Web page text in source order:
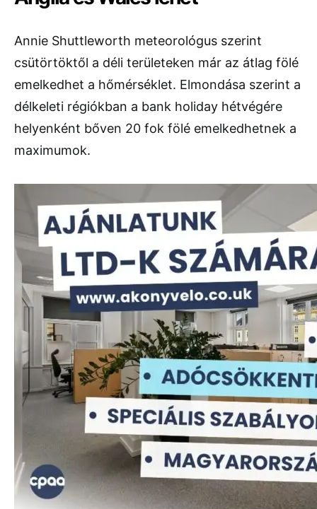
Annie Shuttleworth meteorológus szerint
csütörtöktől a déli területeken már az átlag fölé
emelkedhet a hőmérséklet. Elmondása szerint a
délkeleti régiókban a bank holiday hétvégére
helyenként bőven 20 fok fölé emelkedhetnek a
maximumok.